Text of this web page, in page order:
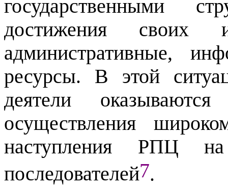
государственными
достижения своих
административные,
ресурсы. В этой
деятели
осуществления
наступления РПЦ
последователей7.